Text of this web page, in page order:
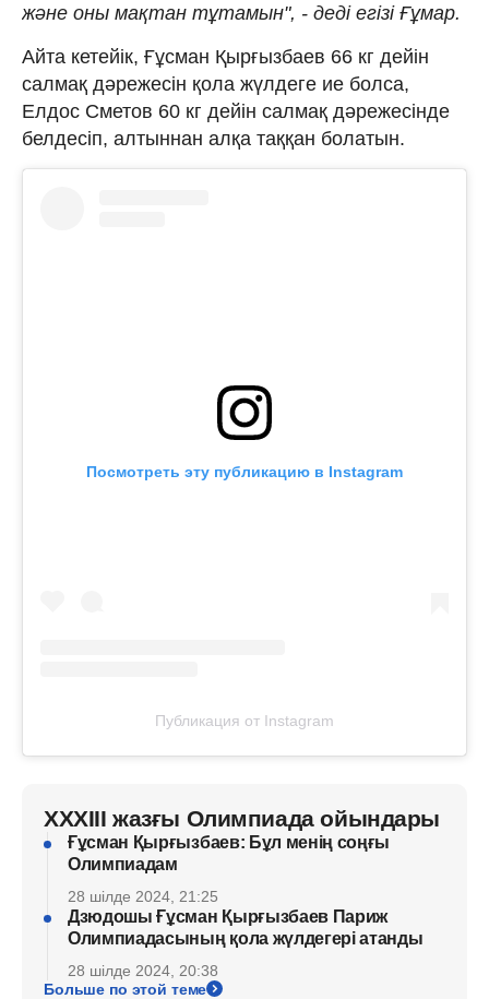
және оны мақтан тұтамын", - деді егізі Ғұмар.
Айта кетейік, Ғұсман Қырғызбаев 66 кг дейін
салмақ дәрежесін қола жүлдеге ие болса,
Елдос Сметов 60 кг дейін салмақ дәрежесінде
белдесіп, алтыннан алқа таққан болатын.
Посмотреть эту публикацию в Instagram
Публикация от Instagram
XXXIII жазғы Олимпиада ойындары
Ғұсман Қырғызбаев: Бұл менің соңғы
Олимпиадам
28 шілде 2024, 21:25
Дзюдошы Ғұсман Қырғызбаев Париж
Олимпиадасының қола жүлдегері атанды
28 шілде 2024, 20:38
Больше по этой теме